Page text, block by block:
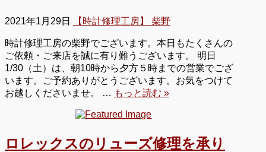
2021年1月29日 【時計修理工房】 柴野
時計修理工房の柴野でございます。本日もたくさんの
ご依頼・ご来店を誠に有り難うございます。 明日
1/30（土）は、朝10時から夕方５時までの営業でござ
います。ご予約ありがとうございます。お気をつけて
お越しくださいませ。 … もっと読む »
ロレックスのリューズ修理を承り